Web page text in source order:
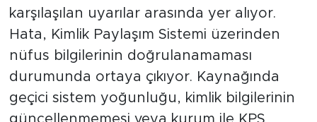
karşılaşılan uyarılar arasında yer alıyor.
Hata, Kimlik Paylaşım Sistemi üzerinden
nüfus bilgilerinin doğrulanamaması
durumunda ortaya çıkıyor. Kaynağında
geçici sistem yoğunluğu, kimlik bilgilerinin
güncellenmemesi veya kurum ile KPS